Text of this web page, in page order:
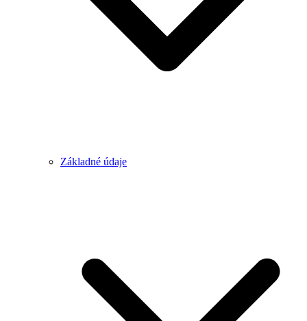
Základné údaje